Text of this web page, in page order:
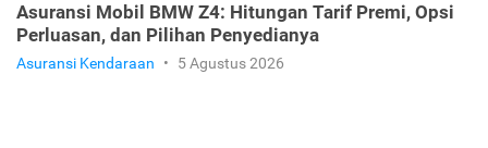
Asuransi Mobil BMW Z4: Hitungan Tarif Premi, Opsi
Perluasan, dan Pilihan Penyedianya
Asuransi Kendaraan • 5 Agustus 2026